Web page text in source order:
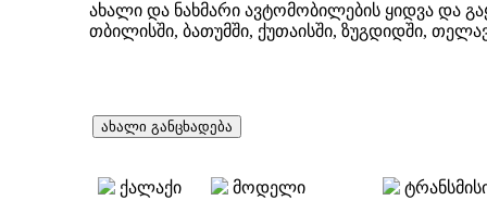
ახალი და ნახმარი ავტომობილების ყიდვა და
თბილისში, ბათუმში, ქუთაისში, ზუგდიდში,
ქალაქი მოდელი